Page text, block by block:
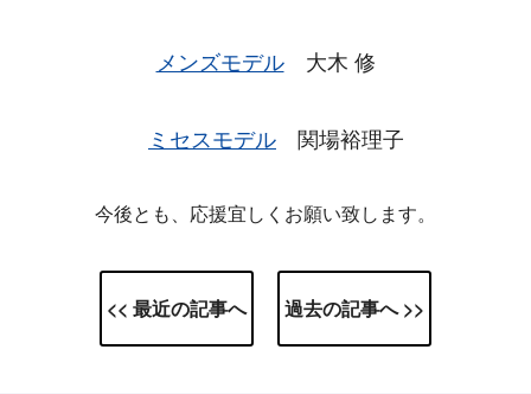
メンズモデル 大木 修
ミセスモデル 関場裕理子
今後とも、応援宜しくお願い致します。
<< 最近の記事へ 過去の記事へ >>